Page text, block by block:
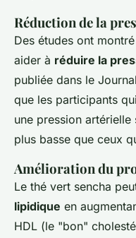
Réduction de la
Des études ont
aider à réduire la
publiée dans le
que les participants
une pression
plus basse que ceux
Amélioration du
Le thé vert sencha
lipidique en
HDL (le "bon"